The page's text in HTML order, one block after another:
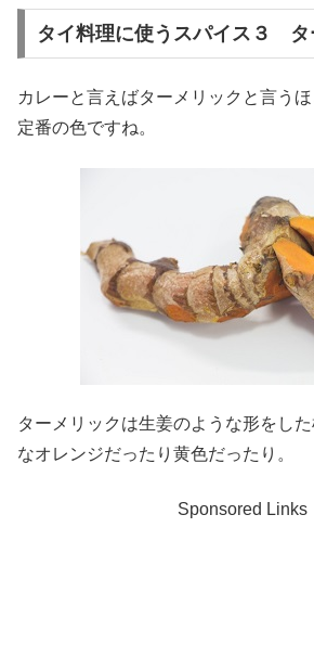
タイ料理に使うスパイス３ タ
カレーと言えばターメリックと言う
定番の色ですね。
ターメリックは生姜のような形をし
なオレンジだったり黄色だったり。
Sponsored Links